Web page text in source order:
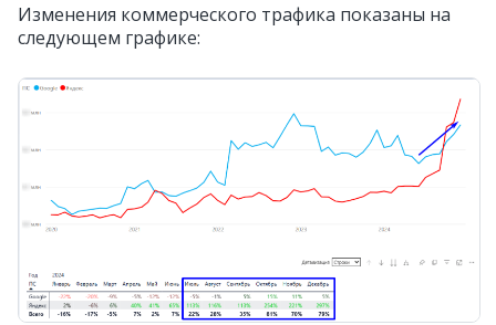
Изменения коммерческого трафика показаны на
следующем графике: